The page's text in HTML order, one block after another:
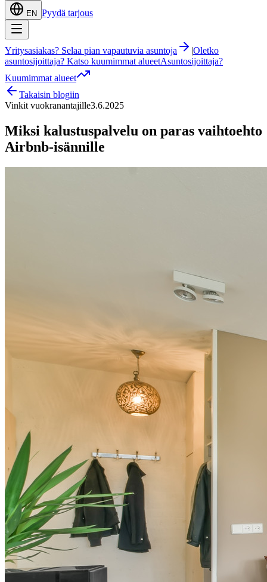
EN Pyydä tarjous
Yritysasiakas? Selaa pian vapautuvia asuntoja |Oletko
asuntosijoittaja? Katso kuumimmat alueetAsuntosijoittaja?
Kuumimmat alueet
Takaisin blogiin
Vinkit vuokranantajille3.6.2025
Miksi kalustuspalvelu on paras vaihtoehto
Airbnb-isännille